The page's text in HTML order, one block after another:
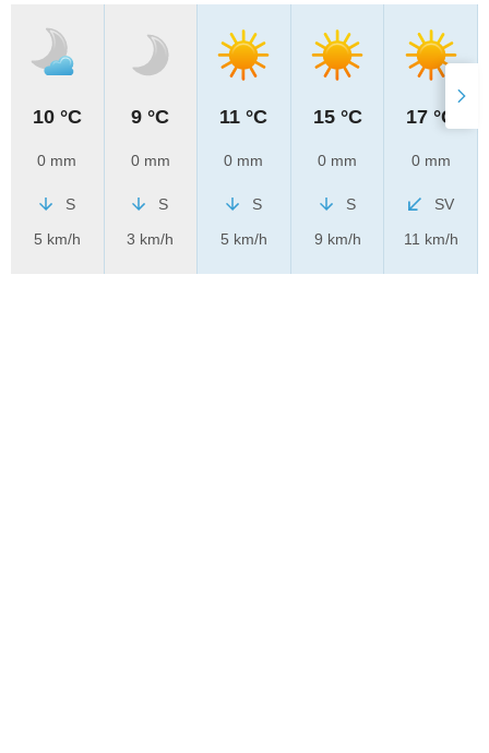
10 °C
0 mm
S
5 km/h
9 °C
0 mm
S
3 km/h
11 °C
0 mm
S
5 km/h
15 °C
0 mm
S
9 km/h
17 °C
0 mm
SV
11 km/h